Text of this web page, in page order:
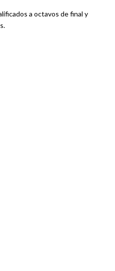
a octavos de final y